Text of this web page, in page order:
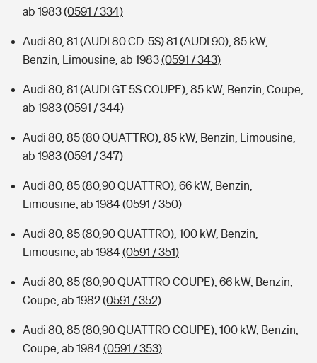
ab 1983(0591 / 334)
Audi 80, 81 (AUDI 80 CD-5S) 81 (AUDI 90), 85 kW,
Benzin, Limousine, ab 1983(0591 / 343)
Audi 80, 81 (AUDI GT 5S COUPE), 85 kW, Benzin, Coupe,
ab 1983(0591 / 344)
Audi 80, 85 (80 QUATTRO), 85 kW, Benzin, Limousine,
ab 1983(0591 / 347)
Audi 80, 85 (80,90 QUATTRO), 66 kW, Benzin,
Limousine, ab 1984(0591 / 350)
Audi 80, 85 (80,90 QUATTRO), 100 kW, Benzin,
Limousine, ab 1984(0591 / 351)
Audi 80, 85 (80,90 QUATTRO COUPE), 66 kW, Benzin,
Coupe, ab 1982(0591 / 352)
Audi 80, 85 (80,90 QUATTRO COUPE), 100 kW, Benzin,
Coupe, ab 1984(0591 / 353)